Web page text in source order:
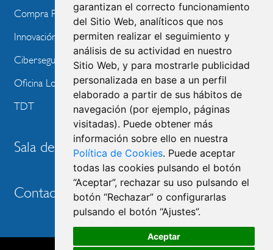
garantizan el correcto funcionamiento
del Sitio Web, analíticos que nos
permiten realizar el seguimiento y
análisis de su actividad en nuestro
Sitio Web, y para mostrarle publicidad
personalizada en base a un perfil
elaborado a partir de sus hábitos de
navegación (por ejemplo, páginas
visitadas). Puede obtener más
información sobre ello en nuestra
Política de Cookies. Puede aceptar
todas las cookies pulsando el botón
“Aceptar”, rechazar su uso pulsando el
botón “Rechazar” o configurarlas
pulsando el botón “Ajustes”.
Aceptar
Compra Pública de Innovación
Innovación Tecnológica
Ciberseguridad
Oficina Local de Ayudas Públicas
TDT
Sala de prensa
Contacto